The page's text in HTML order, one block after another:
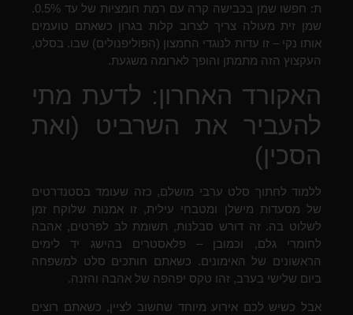
ת: חפשו שמן בכבישה קרה עם רמת חומציות של עד 0.5%.
שמן זית מעולה צריך לצרוב קלות בגרון כשאתם טועמים
אותו נקי – זו עדות לנוגדי החמצון (הפוליפנולים) שבו. בסלט,
העקצוץ הזה מתמתן והופך לארומה משגעת.
האקורד האחרון: לדעת מתי
להעביר את השרביט (ואת
הסכין)
ללמוד לחתוך סלט ערבי מושלם, כזה שעומד בסטנדרטים
של מסעדות מישלן ומטבחי עילית, זו אמנות שלוקח זמן
לשלוט בה. זה דורש סבלנות, תשומת לב לפרטים, אהבה
לחומרי גלם, וכמובן – פלאסטרים בהישג יד לימים
הראשונים של האימונים. כשאתם חותכים סלט למשפחה
ביום שלישי בערב, זהו טקס יפהפה של אהבה והזנה.
אבל כשיש לכם אירוע מיוחד שחשוב לציין, כשאתם רוצים